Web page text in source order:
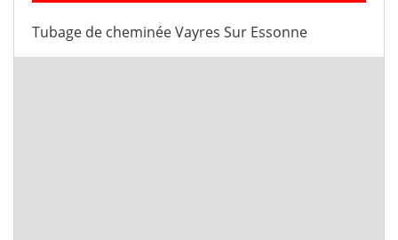
Tubage de cheminée Vayres Sur Essonne